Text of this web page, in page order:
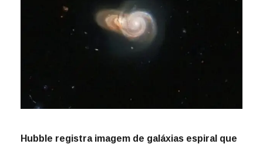
Hubble registra imagem de galáxias espiral que